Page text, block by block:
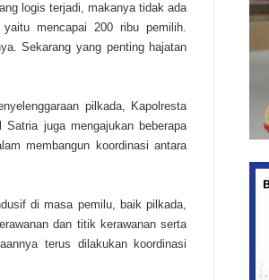
logis terjadi, makanya tidak ada
mencapai 200 ribu pemilih.
Sekarang yang penting hajatan
pilkada, Kapolresta
juga mengajukan beberapa
membangun koordinasi antara
di masa pemilu, baik pilkada,
dan titik kerawanan serta
terus dilakukan koordinasi